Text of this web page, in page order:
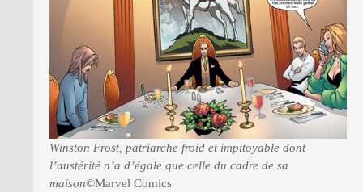
Winston Frost, patriarche froid et impitoyable dont
l’austérité n’a d’égale que celle du cadre de sa
maison©Marvel Comics